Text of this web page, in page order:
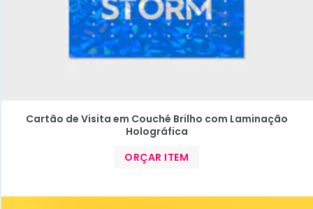
Cartão de Visita em Couché Brilho com Laminação
Holográfica
ORÇAR ITEM